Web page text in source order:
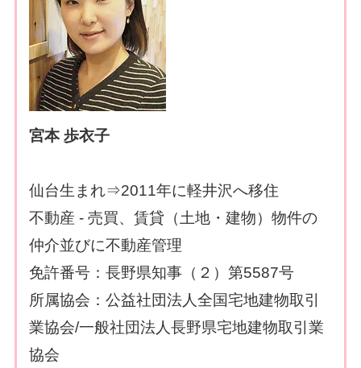
宮本 歩衣子
仙台生まれ⇒2011年に軽井沢へ移住
不動産 - 売買、賃貸（土地・建物）物件の
仲介並びに不動産管理
免許番号：長野県知事（２）第5587号
所属協会：公益社団法人全国宅地建物取引
業協会/一般社団法人長野県宅地建物取引業
協会